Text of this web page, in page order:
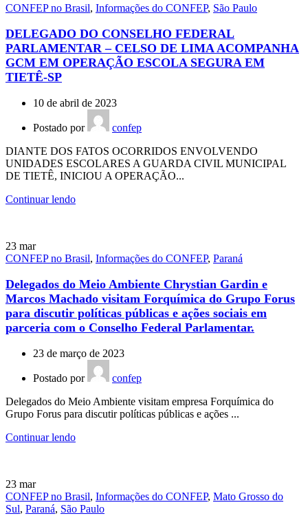
CONFEP no Brasil, Informações do CONFEP, São Paulo
DELEGADO DO CONSELHO FEDERAL
PARLAMENTAR – CELSO DE LIMA ACOMPANHA
GCM EM OPERAÇÃO ESCOLA SEGURA EM
TIETÊ-SP
10 de abril de 2023
Postado por
confep
DIANTE DOS FATOS OCORRIDOS ENVOLVENDO
UNIDADES ESCOLARES A GUARDA CIVIL MUNICIPAL
DE TIETÊ, INICIOU A OPERAÇÃO...
Continuar lendo
23 mar
CONFEP no Brasil, Informações do CONFEP, Paraná
Delegados do Meio Ambiente Chrystian Gardin e
Marcos Machado visitam Forquímica do Grupo Forus
para discutir políticas públicas e ações sociais em
parceria com o Conselho Federal Parlamentar.
23 de março de 2023
Postado por
confep
Delegados do Meio Ambiente visitam empresa Forquímica do
Grupo Forus para discutir políticas públicas e ações ...
Continuar lendo
23 mar
CONFEP no Brasil, Informações do CONFEP, Mato Grosso do
Sul, Paraná, São Paulo